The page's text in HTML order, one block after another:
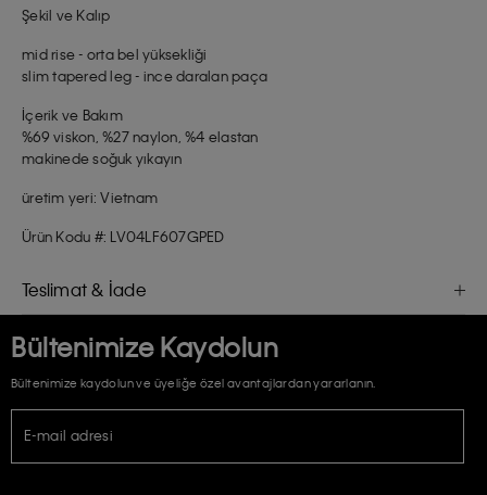
Şekil ve Kalıp
mid rise - orta bel yüksekliği
slim tapered leg - ince daralan paça
İçerik ve Bakım
%69 viskon, %27 naylon, %4 elastan
makinede soğuk yıkayın
üretim yeri: Vietnam
Ürün Kodu #: LV04LF607GPED
Teslimat & İade
Bültenimize Kaydolun
Bültenimize kaydolun ve üyeliğe özel avantajlardan yararlanın.
E-mail adresi